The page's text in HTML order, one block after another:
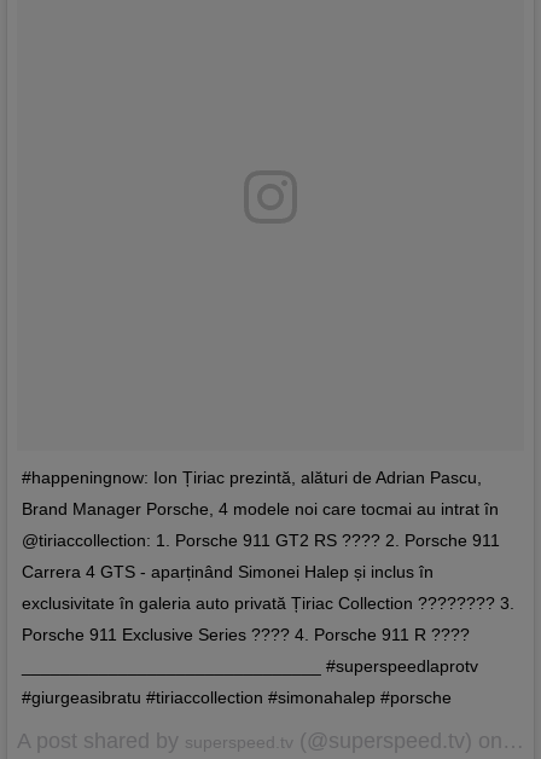
#happeningnow: Ion Țiriac prezintă, alături de Adrian Pascu,
Brand Manager Porsche, 4 modele noi care tocmai au intrat în
@tiriaccollection: 1. Porsche 911 GT2 RS ???? 2. Porsche 911
Carrera 4 GTS - aparținând Simonei Halep și inclus în
exclusivitate în galeria auto privată Țiriac Collection ???????? 3.
Porsche 911 Exclusive Series ???? 4. Porsche 911 R ????
_______________________________ #superspeedlaprotv
#giurgeasibratu #tiriaccollection #simonahalep #porsche
A post shared by superspeed.tv (@superspeed.tv) on